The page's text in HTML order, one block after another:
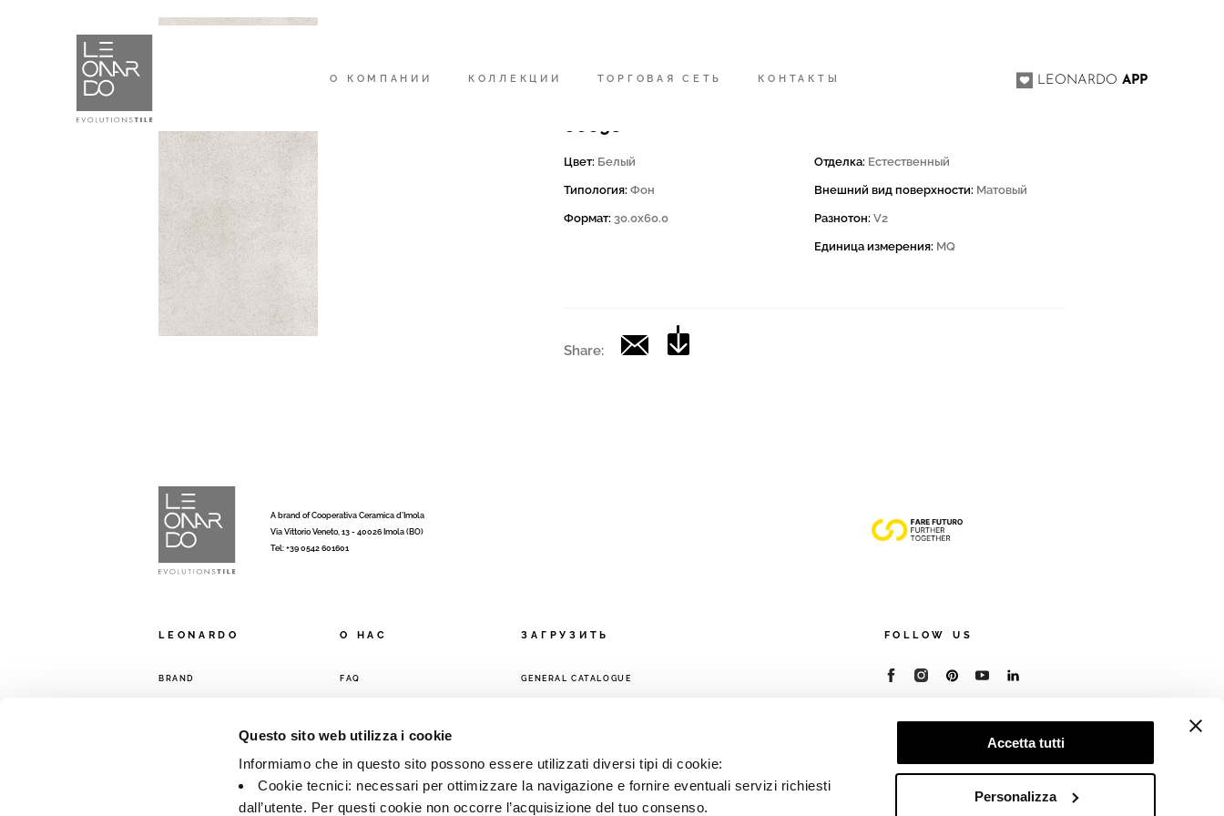
Questo sito web utilizza i cookie
Informiamo che in questo sito possono essere utilizzati diversi tipi di cookie:
Cookie tecnici: necessari per ottimizzare la navigazione e fornire eventuali servizi richiesti
dall’utente. Per questi cookie non occorre l’acquisizione del tuo consenso.
Accetta tutti
Personalizza
О КОМПАНИИ КОЛЛЕКЦИИ ТОРГОВАЯ СЕТЬ КОНТАКТЫ LEONARDOAPP
00698
Цвет: Белый
Типология: Фон
Формат: 30.0x60.0
Отделка: Естественный
Внешний вид поверхности: Матовый
Разнотон: V2
Единица измерения: MQ
Share:
A brand of Cooperativa Ceramica d’Imola
Via Vittorio Veneto, 13 - 40026 Imola (BO)
Tel: +39 0542 601601
LEONARDO
BRAND
O HAC
FAQ
ЗАГРУЗИТЬ
GENERAL CATALOGUE
FOLLOW US
© 2026 - Cooperativa Ceramica d’Imola
R.E.A. BO 5545